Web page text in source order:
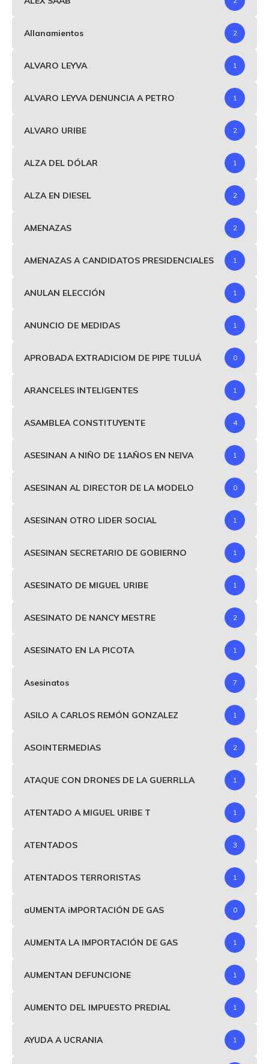
Allanamientos 2
ALVARO LEYVA 1
ALVARO LEYVA DENUNCIA A PETRO 1
ALVARO URIBE 2
ALZA DEL DÓLAR 1
ALZA EN DIESEL 2
AMENAZAS 2
AMENAZAS A CANDIDATOS PRESIDENCIALES 1
ANULAN ELECCIÓN 1
ANUNCIO DE MEDIDAS 1
APROBADA EXTRADICIOM DE PIPE TULUÁ 0
ARANCELES INTELIGENTES 1
ASAMBLEA CONSTITUYENTE 4
ASESINAN A NIÑO DE 11AÑOS EN NEIVA 1
ASESINAN AL DIRECTOR DE LA MODELO 0
ASESINAN OTRO LIDER SOCIAL 1
ASESINAN SECRETARIO DE GOBIERNO 1
ASESINATO DE MIGUEL URIBE 1
ASESINATO DE NANCY MESTRE 2
ASESINATO EN LA PICOTA 1
Asesinatos 7
ASILO A CARLOS REMÓN GONZALEZ 1
ASOINTERMEDIAS 2
ATAQUE CON DRONES DE LA GUERRLLA 1
ATENTADO A MIGUEL URIBE T 1
ATENTADOS 3
ATENTADOS TERRORISTAS 1
aUMENTA iMPORTACIÓN DE GAS 0
AUMENTA LA IMPORTACIÓN DE GAS 1
AUMENTAN DEFUNCIONE 1
AUMENTO DEL IMPUESTO PREDIAL 1
AYUDA A UCRANIA 1